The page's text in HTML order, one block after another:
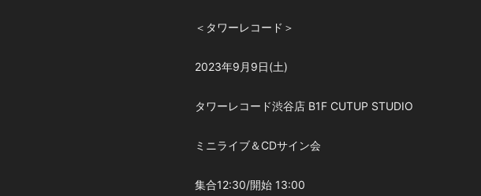
＜タワーレコード＞
2023年9月9日(土)
タワーレコード渋谷店 B1F CUTUP STUDIO
ミニライブ＆CDサイン会
集合12:30/開始 13:00